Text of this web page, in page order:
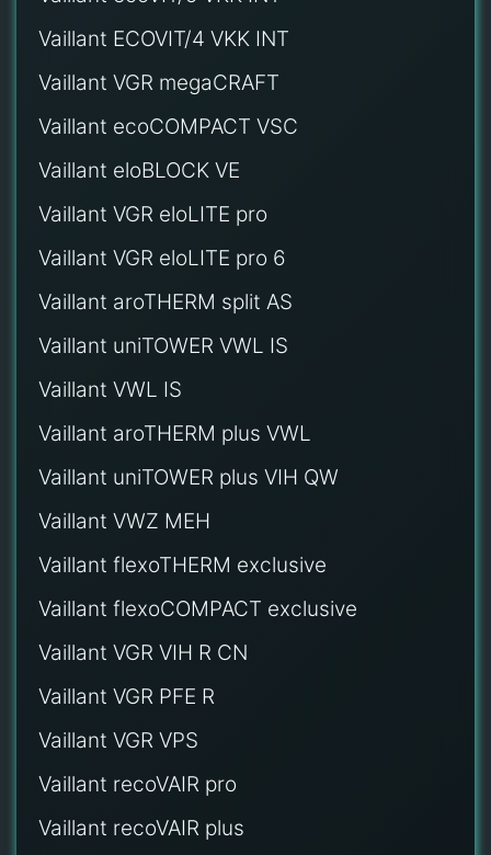
Vaillant ECOVIT/4 VKK INT
Vaillant VGR megaCRAFT
Vaillant ecoCOMPACT VSC
Vaillant eloBLOCK VE
Vaillant VGR eloLITE pro
Vaillant VGR eloLITE pro 6
Vaillant aroTHERM split AS
Vaillant uniTOWER VWL IS
Vaillant VWL IS
Vaillant aroTHERM plus VWL
Vaillant uniTOWER plus VIH QW
Vaillant VWZ MEH
Vaillant flexoTHERM exclusive
Vaillant flexoCOMPACT exclusive
Vaillant VGR VIH R CN
Vaillant VGR PFE R
Vaillant VGR VPS
Vaillant recoVAIR pro
Vaillant recoVAIR plus